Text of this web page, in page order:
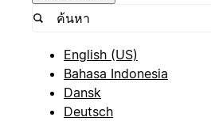
English (US)
Bahasa Indonesia
Dansk
Deutsch